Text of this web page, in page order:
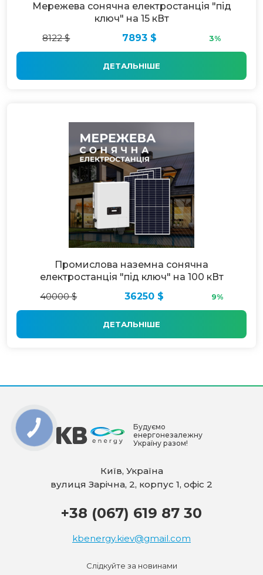
Мережева сонячна електростанція "під
ключ" на 15 кВт
8122 $
7893 $ 3%
ДЕТАЛЬНІШЕ
Промислова наземна сонячна
електростанція "під ключ" на 100 кВт
40000 $
36250 $ 9%
ДЕТАЛЬНІШЕ
Будуємо
енергонезалежну
Україну разом!
Київ, Україна
вулиця Зарічна, 2, корпус 1, офіс 2
+38 (067) 619 87 30
kbenergy.kiev@gmail.com
Слідкуйте за новинами